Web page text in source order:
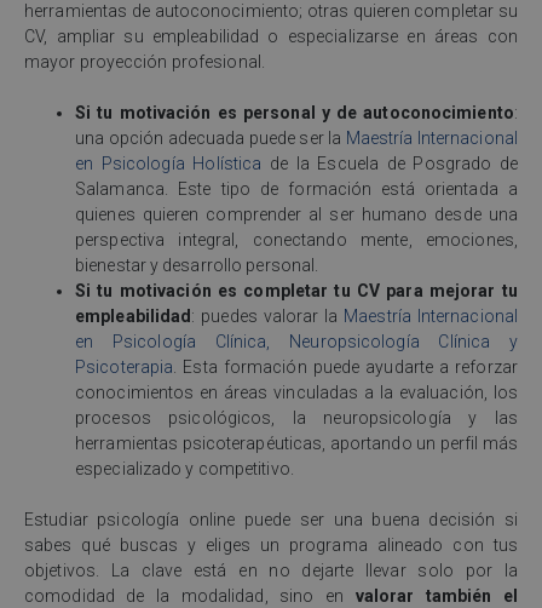
herramientas de autoconocimiento; otras quieren completar su
CV, ampliar su empleabilidad o especializarse en áreas con
mayor proyección profesional.
Si tu motivación es personal y de autoconocimiento:
una opción adecuada puede ser la Maestría Internacional
en Psicología Holística de la Escuela de Posgrado de
Salamanca. Este tipo de formación está orientada a
quienes quieren comprender al ser humano desde una
perspectiva integral, conectando mente, emociones,
bienestar y desarrollo personal.
Si tu motivación es completar tu CV para mejorar tu
empleabilidad : puedes valorar la Maestría Internacional
en Psicología Clínica, Neuropsicología Clínica y
Psicoterapia. Esta formación puede ayudarte a reforzar
conocimientos en áreas vinculadas a la evaluación, los
procesos psicológicos, la neuropsicología y las
herramientas psicoterapéuticas, aportando un perfil más
especializado y competitivo.
Estudiar psicología online puede ser una buena decisión si
sabes qué buscas y eliges un programa alineado con tus
objetivos. La clave está en no dejarte llevar solo por la
comodidad de la modalidad, sino en valorar también el